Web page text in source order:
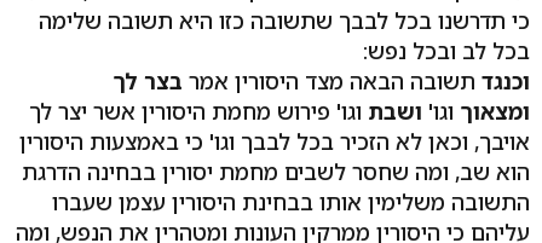
כי תדרשנו בכל לבבך שתשובה כזו היא תשובה שלימה
בכל לב ובכל נפש:
וכנגד תשובה הבאה מצד היסורין אמר בצר לך
ומצאוך וגו' ושבת וגו' פירוש מחמת היסורין אשר יצר לך
אויבך, וכאן לא הזכיר בכל לבבך וגו' כי באמצעות היסורין
הוא שב, ומה שחסר לשבים מחמת יסורין בבחינה הדרגת
התשובה משלימין אותו בבחינת היסורין עצמן שעברו
עליהם כי היסורין ממרקין העונות ומטהרין את הנפש, ומה